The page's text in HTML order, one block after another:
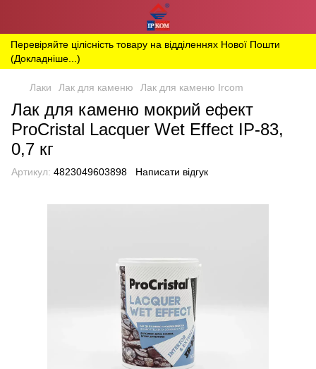
Перевіряйте цілісність товару на відділеннях Нової Пошти
(Докладніше...)
Лаки Лак для каменю Лак для каменю Ircom
Лак для каменю мокрий ефект
ProCristal Lacquer Wet Effect IР-83,
0,7 кг
Артикул: 4823049603898 Написати відгук